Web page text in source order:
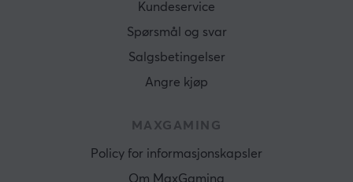
Kundeservice
Spørsmål og svar
Salgsbetingelser
Angre kjøp
MAXGAMING
Policy for informasjonskapsler
Om MaxGaming